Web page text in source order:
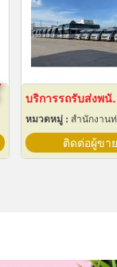
บริการร
หมวดหมู่ : สำนักงาน
ติดต่อผู้ขาย